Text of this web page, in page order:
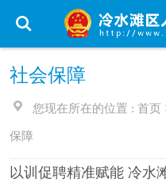
社会保障
您现在所在的位置 : 首页
保障
以训促聘精准赋能 冷水